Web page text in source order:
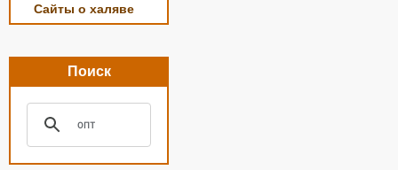
Сайты о халяве
Поиск